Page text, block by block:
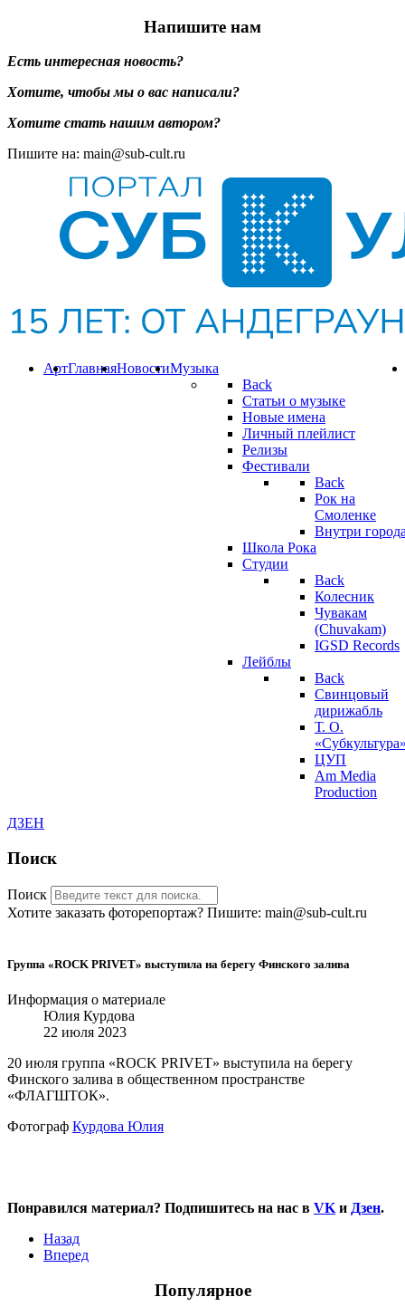
Напишите нам
Есть интересная новость?
Хотите, чтобы мы о вас написали?
Хотите стать нашим автором?
Пишите на: main@sub-cult.ru
Музыка
Back
Статьи о музыке
Новые имена
Личный плейлист
Релизы
Фестивали
Back
Рок на
Смоленке
Внутри
Школа Рока
Студии
Back
Колесник
Чувакам
(Chuvakam)
IGSD Records
Лейблы
Back
Свинцовый
дирижабль
Т. О.
ЦУП
Am Media
Production
Новости
Главная
Арт
ДЗЕН
Поиск
Поиск
Хотите заказать фоторепортаж? Пишите: main@sub-cult.ru
Группа «ROCK PRIVET» выступила на берегу Финского залива
Информация о материале
Юлия Курдова
22 июля 2023
20 июля группа «ROCK PRIVET» выступила на берегу
Финского залива в общественном пространстве
«ФЛАГШТОК».
Фотограф Курдова Юлия
Понравился материал? Подпишитесь на нас в VK и Дзен.
Назад
Вперед
Популярное